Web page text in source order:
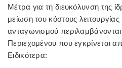
Μέτρα για τη διευκόλυνση της
μείωση του κόστους
ανταγωνισμού
Περιεχομένου που εγκρίνεται
Ειδικότερα: